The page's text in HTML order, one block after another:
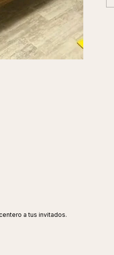
a tus invitados.